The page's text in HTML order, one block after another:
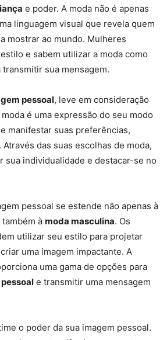
e poder. A moda não é apenas
linguagem visual que revela quem
mostrar ao mundo. Mulheres
e sabem utilizar a moda como
sua mensagem.
pessoal, leve em consideração
moda é uma expressão do seu modo
manifestar suas preferências,
das suas escolhas de moda,
sua individualidade e destacar-se no
pessoal se estende não apenas à
também à moda masculina. Os
utilizar seu estilo para projetar
uma imagem impactante. A
uma gama de opções para
e transmitir uma mensagem
o poder da sua imagem pessoal.